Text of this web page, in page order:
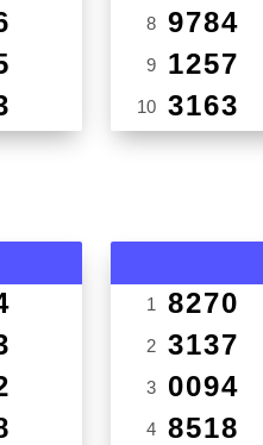
8 9784
9 1257
10 3163
1 8270
2 3137
3 0094
4 8518